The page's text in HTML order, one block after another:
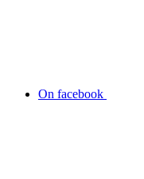
On facebook